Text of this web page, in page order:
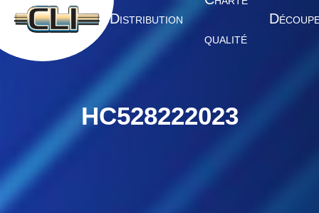
A CCUEIL DISTRIBUTION
QUALITÉ
D
HC528222023